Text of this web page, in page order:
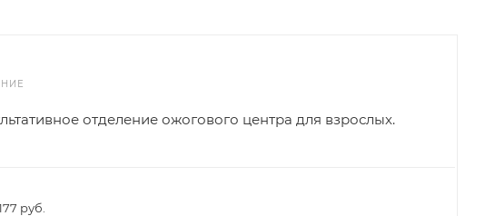
отделение ожогового центра для взрослых.
руб.